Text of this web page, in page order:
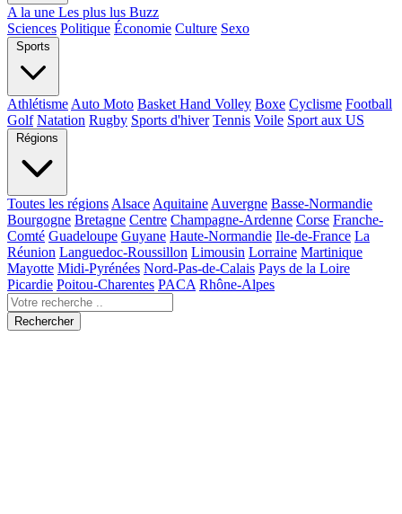
A la une Les plus lus Buzz
Sciences Politique Économie Culture Sexo
Sports
Athlétisme Auto Moto Basket Hand Volley Boxe Cyclisme Football
Golf Natation Rugby Sports d'hiver Tennis Voile Sport aux US
Régions
Toutes les régions Alsace Aquitaine Auvergne Basse-Normandie
Bourgogne Bretagne Centre Champagne-Ardenne Corse Franche-
Comté Guadeloupe Guyane Haute-Normandie Ile-de-France La
Réunion Languedoc-Roussillon Limousin Lorraine Martinique
Mayotte Midi-Pyrénées Nord-Pas-de-Calais Pays de la Loire
Picardie Poitou-Charentes PACA Rhône-Alpes
Rechercher